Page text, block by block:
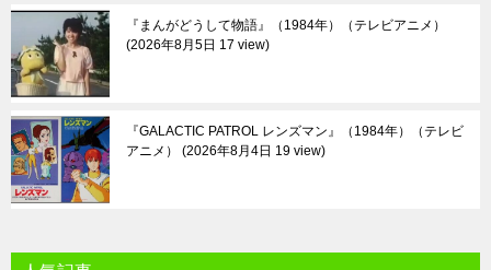
『まんがどうして物語』（1984年）（テレビアニメ）
2026年8月5日 17 view
『GALACTIC PATROL レンズマン』（1984年）（テレビ
アニメ）
2026年8月4日 19 view